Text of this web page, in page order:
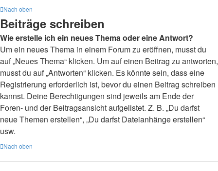
Nach oben
Beiträge schreiben
Wie erstelle ich ein neues Thema oder eine Antwort?
Um ein neues Thema in einem Forum zu eröffnen, musst du
auf „Neues Thema“ klicken. Um auf einen Beitrag zu antworten,
musst du auf „Antworten“ klicken. Es könnte sein, dass eine
Registrierung erforderlich ist, bevor du einen Beitrag schreiben
kannst. Deine Berechtigungen sind jeweils am Ende der
Foren- und der Beitragsansicht aufgelistet. Z. B. „Du darfst
neue Themen erstellen“, „Du darfst Dateianhänge erstellen“
usw.
Nach oben